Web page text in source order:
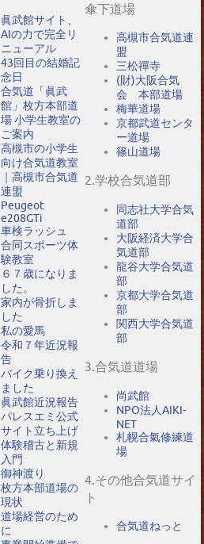
眞武館サイト、
AIの力で完全リ
ニューアル
43回目の結婚記
念日
合気道「眞武
館」枚方本部道
場 小学生教室の
ご案内
高槻市の小学生
向け合気道教室
｜高槻市合気道
連盟
Peugeot
e208GTi
車検ラッシュ
合同スポーツ体
験教室
６７歳になりま
した。
家内が骨折しま
した
私の愛馬
令和７年近況報
告
バイク乗り換え
ました
眞武館近況報告
パレスエミ公式
サイト立ち上げ
体験稽古と新規
入門
御神渡り
枚方本部道場の
現状
道場経営のため
に
傘下道場
高槻市合気道連
盟
三松禪寺
(財)大阪合気
会 本部道場
梅華道場
京都武道センタ
ー道場
篠山道場
2.学校合気道部
同志社大学合気
道部
大阪経済大学合
気道部
龍谷大学合気道
部
京都大学合気道
部
関西大学合気道
部
3.合気道道場
尚武館
NPO法人AIKI-
NET
札幌合氣修練道
場
4.その他合気道サイ
ト
合気道ねっと